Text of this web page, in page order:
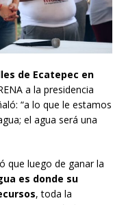
de Ecatepec en
a la presidencia
“a lo que le estamos
el agua será una
que luego de ganar la
es donde su
, toda la